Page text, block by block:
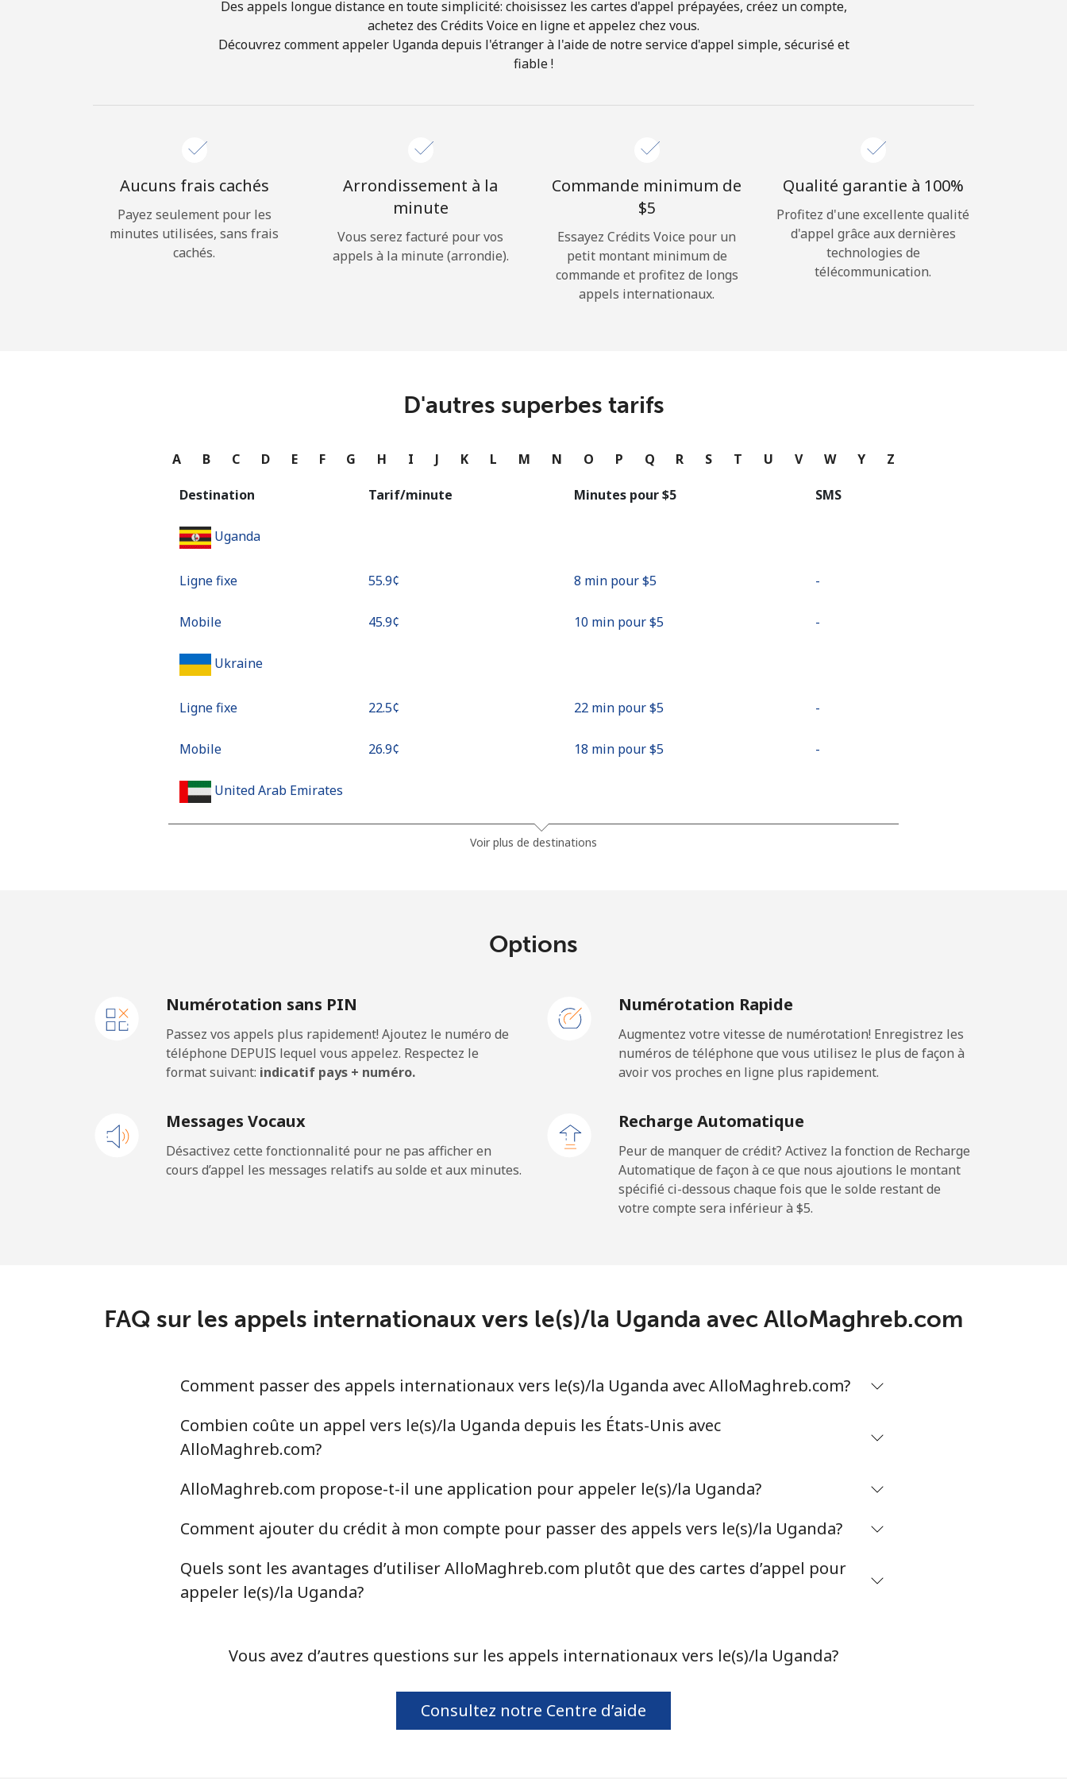
Bonjour!
Rappel du mot de passe →
Continue avec
Des appels longue distance en toute simplicité: choisissez les cartes d'appel prépayées, créez un compte,
achetez des Crédits Voice en ligne et appelez chez vous.
Découvrez comment appeler Uganda depuis l'étranger à l'aide de notre service d'appel simple, sécurisé et
fiable !
Aucuns frais cachés
Payez seulement pour les
minutes utilisées, sans frais
cachés.
Arrondissement à la
minute
Vous serez facturé pour vos
appels à la minute (arrondie).
Commande minimum de
⁦$5⁩
Essayez Crédits Voice pour un
petit montant minimum de
commande et profitez de longs
appels internationaux.
Qualité garantie à 100%
Profitez d'une excellente qualité
d'appel grâce aux dernières
technologies de
télécommunication.
D'autres superbes tarifs
A B C D E F G H I J K L M N O P Q R S T U V W Y Z
Destination Tarif/minute Minutes pour ⁦$5⁩ SMS
Uganda
Ligne fixe ⁦55.9¢⁩ 8 min pour ⁦$5⁩ -
Mobile ⁦45.9¢⁩ 10 min pour ⁦$5⁩ -
Ukraine
Ligne fixe ⁦22.5¢⁩ 22 min pour ⁦$5⁩ -
Mobile ⁦26.9¢⁩ 18 min pour ⁦$5⁩ -
United Arab Emirates
21 min pour ⁦$5⁩
Mobile 208 min pour ⁦$5⁩
Premium ⁦42.5¢⁩ 11 min pour ⁦$5⁩ -
All country 333 min pour ⁦$5⁩
Uruguay
52 min pour ⁦$5⁩
All country ⁦17.5¢⁩ 28 min pour ⁦$5⁩ -
Uzbekistan
Voir plus de destinations
Options
Numérotation sans PIN
Passez vos appels plus rapidement! Ajoutez le numéro de
téléphone DEPUIS lequel vous appelez. Respectez le
format suivant: indicatif pays + numéro.
Numérotation Rapide
Augmentez votre vitesse de numérotation! Enregistrez les
numéros de téléphone que vous utilisez le plus de façon à
avoir vos proches en ligne plus rapidement.
Messages Vocaux
Désactivez cette fonctionnalité pour ne pas afficher en
cours d’appel les messages relatifs au solde et aux minutes.
Recharge Automatique
Peur de manquer de crédit? Activez la fonction de Recharge
Automatique de façon à ce que nous ajoutions le montant
spécifié ci-dessous chaque fois que le solde restant de
votre compte sera inférieur à ⁦$5⁩.
FAQ sur les appels internationaux vers le(s)/la Uganda avec AlloMaghreb.com
Comment passer des appels internationaux vers le(s)/la Uganda avec AlloMaghreb.com?
Combien coûte un appel vers le(s)/la Uganda depuis les États-Unis avec
AlloMaghreb.com?
AlloMaghreb.com propose-t-il une application pour appeler le(s)/la Uganda?
Comment ajouter du crédit à mon compte pour passer des appels vers le(s)/la Uganda?
Quels sont les avantages d’utiliser AlloMaghreb.com plutôt que des cartes d’appel pour
appeler le(s)/la Uganda?
Vous avez d’autres questions sur les appels internationaux vers le(s)/la Uganda?
Consultez notre Centre d’aide